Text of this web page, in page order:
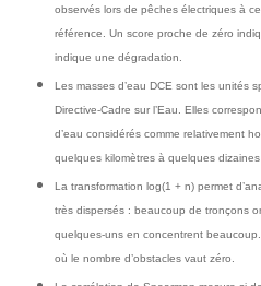
observés lors de pêches électriques à
référence. Un score proche de zéro
indique une dégradation.
Les masses d’eau DCE sont les unités
Directive-Cadre sur l’Eau. Elles
d’eau considérés comme relativement
quelques kilomètres à quelques
La transformation log(1 + n) permet
très dispersés : beaucoup de tronçons
quelques-uns en concentrent
où le nombre d’obstacles vaut zéro.